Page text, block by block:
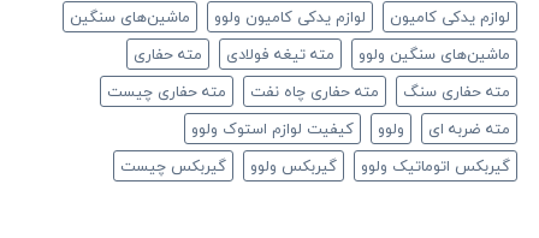
لوازم یدکی کامیون
لوازم یدکی کامیون ولوو
ماشین‌های سنگین
ماشین‌های سنگین ولوو
مته تیغه فولادی
مته حفاری
مته حفاری سنگ
مته حفاری چاه نفت
مته حفاری چیست
مته ضربه ای
ولوو
کیفیت لوازم استوک ولوو
گیربکس اتوماتیک ولوو
گیربکس ولوو گیربکس چیست